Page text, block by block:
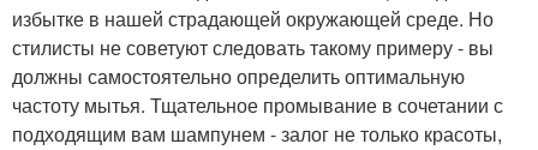
избытке в нашей страдающей окружающей среде. Но
стилисты не советуют следовать такому примеру - вы
должны самостоятельно определить оптимальную
частоту мытья. Тщательное промывание в сочетании с
подходящим вам шампунем - залог не только красоты,